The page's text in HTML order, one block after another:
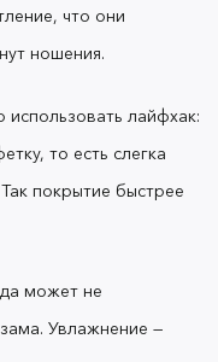
не царапают и не
с
слишком
и мягко
он прослужит
естественным.
что они
ношения.
лайфхак:
то есть слегка
покрытие быстрее
может не
Увлажнение —